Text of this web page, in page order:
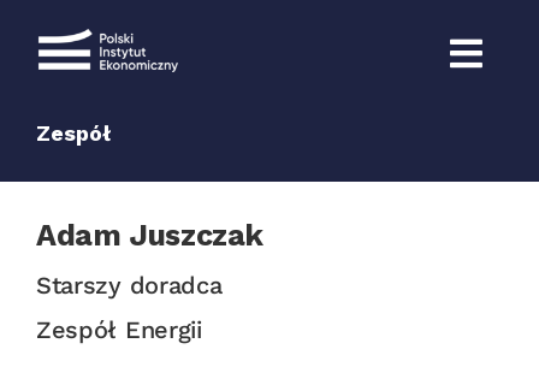
Zespół
Adam Juszczak
Starszy doradca
Zespół Energii